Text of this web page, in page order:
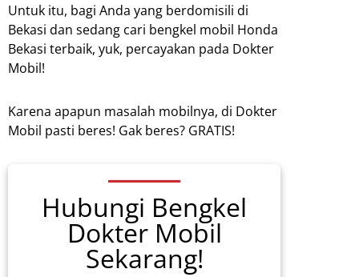
Untuk itu, bagi Anda yang berdomisili di
Bekasi dan sedang cari bengkel mobil Honda
Bekasi terbaik, yuk, percayakan pada Dokter
Mobil!
Karena apapun masalah mobilnya, di Dokter
Mobil pasti beres! Gak beres? GRATIS!
Hubungi Bengkel
Dokter Mobil
Sekarang!